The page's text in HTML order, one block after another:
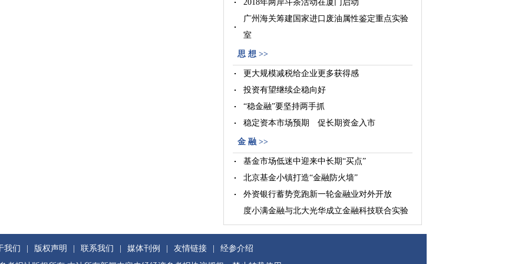
2018年两岸斗茶活动在厦门启动
广州海关筹建国家进口废油属性鉴定重点实验
室
36亿元台湾企业投资项目落户四川
思 想 >>
更大规模减税给企业更多获得感
投资有望继续企稳向好
“稳金融”要坚持两手抓
稳定资本市场预期 促长期资金入市
金 融 >>
基金市场低迷中迎来中长期“买点”
北京基金小镇打造“金融防火墙”
外资银行蓄势竞跑新一轮金融业对外开放
度小满金融与北大光华成立金融科技联合实验
室
我们 版权声明 联系我们 媒体刊例 友情链接
经参介绍